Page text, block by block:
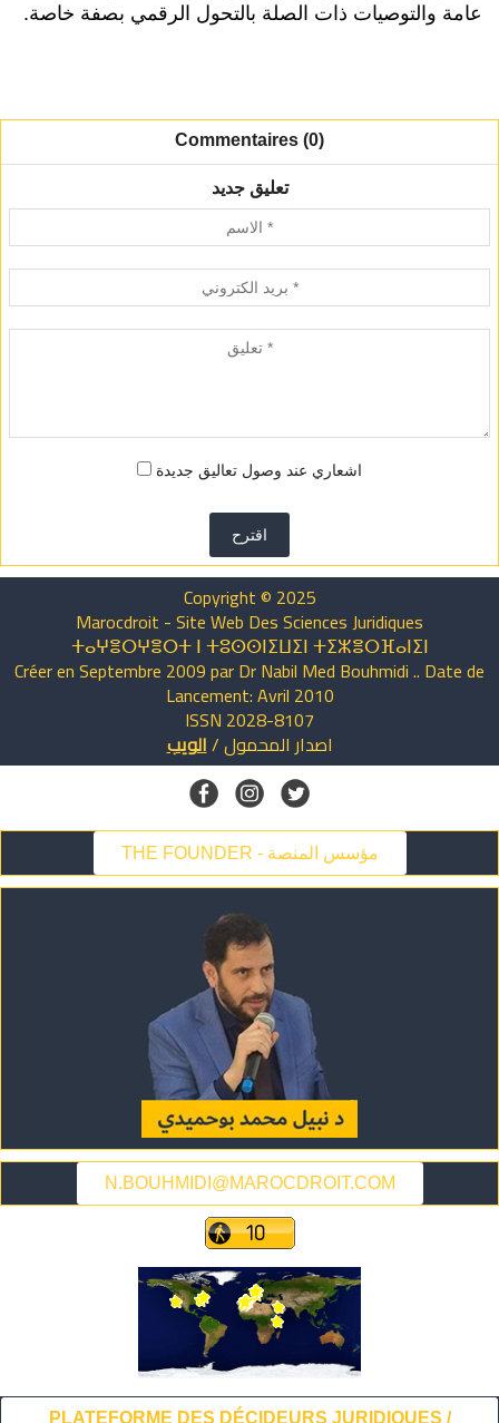
عامة والتوصيات ذات الصلة بالتحول الرقمي بصفة خاصة.
Commentaires (0)
تعليق جديد
اشعاري عند وصول تعاليق جديدة
اقترح
Copyright © 2025
Marocdroit - Site Web Des Sciences Juridiques
ⵜⴰⵖⴻⵔⵖⴻⵔⵜ ⵏ ⵜⵓⵙⵙⵏⵉⵡⵉⵏ ⵜⵉⵣⴻⵔⴼⴰⵏⵉⵏ
Créer en Septembre 2009 par Dr Nabil Med Bouhmidi .. Date de
Lancement: Avril 2010
ISSN 2028-8107
اصدار المحمول/الويب
THE FOUNDER - مؤسس المنصة
N.BOUHMIDI@MAROCDROIT.COM
PLATEFORME DES DÉCIDEURS JURIDIQUES /